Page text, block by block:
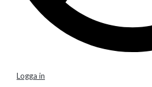
Logga in